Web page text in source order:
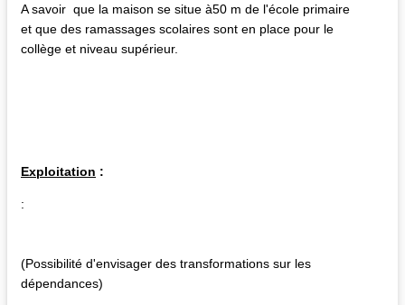
A savoir que la maison se situe à50 m de l'école primaire
et que des ramassages scolaires sont en place pour le
collège et niveau supérieur.
Exploitation :
:
(Possibilité d'envisager des transformations sur les
dépendances)